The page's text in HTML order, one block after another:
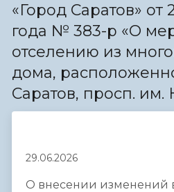
«Город Саратов» от
года № 383-р «О
отселению из
дома,
Саратов, просп. им.
29.06.2026
О внесении изменений